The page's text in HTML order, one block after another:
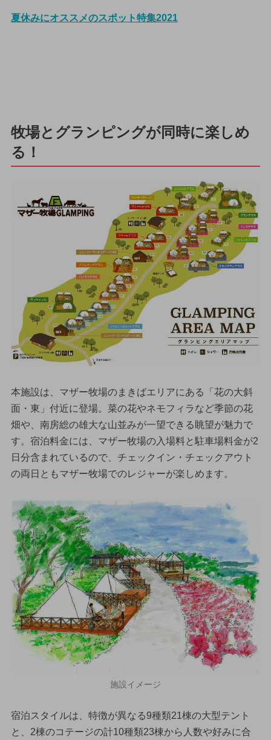
夏休みにオススメのスポット特集2021
牧場とグランピングが同時に楽しめ
る！
本施設は、マザー牧場のまきばエリアにある「花の大斜
面・東」付近に登場。菜の花やネモフィラなど季節の花
畑や、南房総の雄大な山並みが一望できる眺望が魅力で
す。宿泊料金には、マザー牧場の入場料と駐車場料金が2
日分含まれているので、チェックイン・チェックアウト
の両日ともマザー牧場でのレジャーが楽しめます。
施設イメージ
宿泊スタイルは、特徴が異なる9種類21棟の大型テント
と、2棟のコテージの計10種類23棟から人数や好みに合